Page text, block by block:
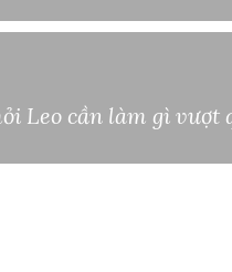
Leo cần làm gì vượt